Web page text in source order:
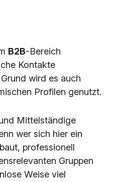
B2B-Bereich
Kontakte
wird es auch
Profilen genutzt.
Mittelständige
wer sich hier ein
professionell
Gruppen
Weise viel